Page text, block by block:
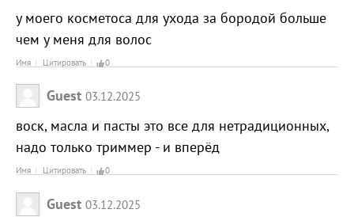
у моего косметоса для ухода за бородой больше
чем у меня для волос
Имя Цитировать 0
Guest 03.12.2025
воск, масла и пасты это все для нетрадиционных,
надо только триммер - и вперёд
Имя Цитировать 0
Guest 03.12.2025